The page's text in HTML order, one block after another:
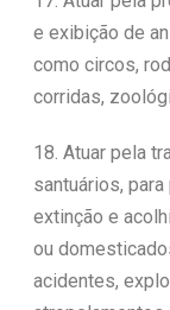
e exibição de
como circos,
corridas,
18. Atuar pela
santuários,
extinção e
ou
acidentes,